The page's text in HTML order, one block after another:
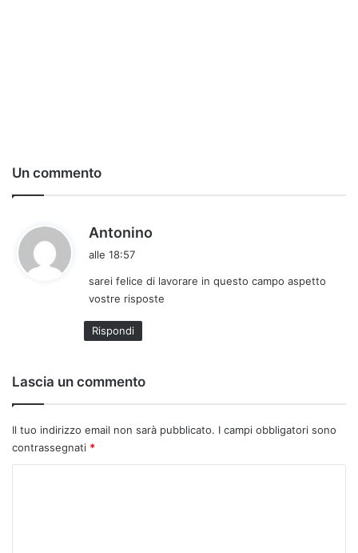
Un commento
Antonino
e
t
alle 18:57
sarei felice di lavorare in questo campo aspetto
vostre risposte
Rispondi
Lascia un commento
Il tuo indirizzo email non sarà pubblicato. I campi obbligatori sono
contrassegnati *